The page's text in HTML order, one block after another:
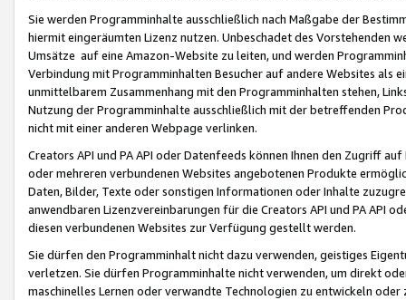
Sie werden Programminhalte ausschließlich nach Maßgabe der
hiermit eingeräumten Lizenz nutzen. Unbeschadet des Vorstehenden
Umsätze auf eine Amazon-Website zu leiten, und werden
Verbindung mit Programminhalten Besucher auf andere Websites als
unmittelbarem Zusammenhang mit den Programminhalten stehen,
Nutzung der Programminhalte ausschließlich mit der betreffenden
nicht mit einer anderen Webpage verlinken.
Creators API und PA API oder Datenfeeds können Ihnen den Zugriff
oder mehreren verbundenen Websites angebotenen Produkte
Daten, Bilder, Texte oder sonstigen Informationen oder Inhalte
anwendbaren Lizenzvereinbarungen für die Creators API und PA API
diesen verbundenen Websites zur Verfügung gestellt werden.
Sie dürfen den Programminhalt nicht dazu verwenden, geistiges
verletzen. Sie dürfen Programminhalte nicht verwenden, um direkt
maschinelles Lernen oder verwandte Technologien zu entwickeln